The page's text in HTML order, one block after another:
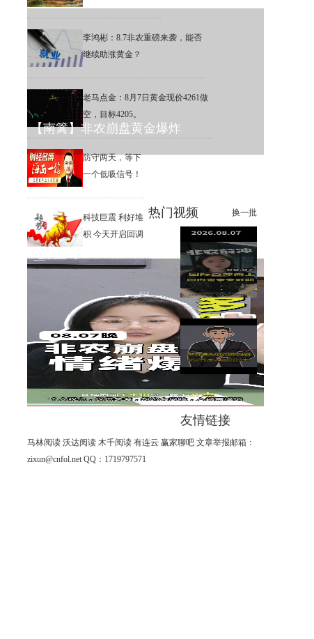
李鸿彬：8.7非农重磅来袭，能否
继续助涨黄金？
老马点金：8月7日黄金现价4261做
空，目标4205。
防守两天，等下
一个低吸信号！
科技巨震 利好堆
积 今天开启回调
热门视频 换一批
【南篱】非农崩盘黄金爆炸
李鸿彬：8.7黄金大非农来了，
你看涨还是看跌？
【南篱】黄金想涨要注意
杨山海：8月非农进入倒计时阶
段！
友情链接
马林阅读 沃达阅读 木千阅读 有连云 赢家聊吧 文章举报邮箱：
zixun@cnfol.net QQ：1719797571